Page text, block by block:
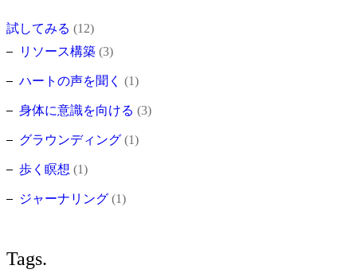
試してみる (12)
リソース構築 (3)
ハートの声を聞く (1)
身体に意識を向ける (3)
グラウンディング (1)
歩く瞑想 (1)
ジャーナリング (1)
Tags.